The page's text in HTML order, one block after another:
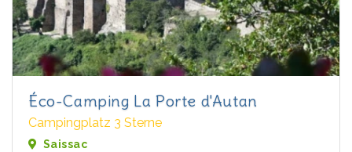
Éco-Camping La Porte d'Autan
Campingplatz 3 Sterne
Saissac